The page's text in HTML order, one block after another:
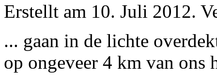
Erstellt am 10. Juli 2012.
... gaan in de lichte
op ongeveer 4 km van ons